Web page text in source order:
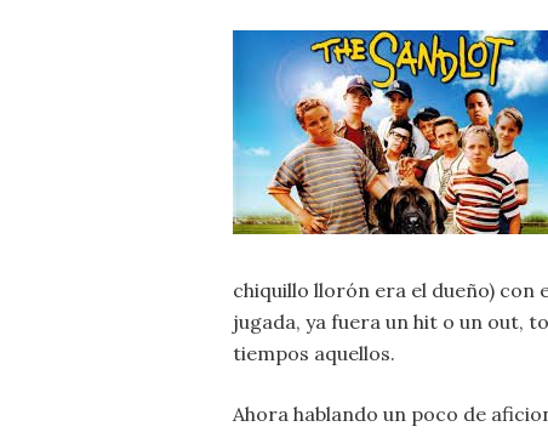
chiquillo llorón era el dueño) con
jugada, ya fuera un hit o un out,
tiempos aquellos.
Ahora hablando un poco de